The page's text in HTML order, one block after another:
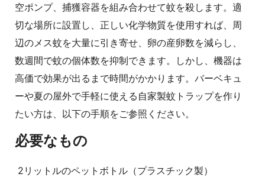
空ポンプ、捕獲容器を組み合わせて蚊を殺します。適
切な場所に設置し、正しい化学物質を使用すれば、周
辺のメス蚊を大量に引き寄せ、卵の産卵数を減らし、
数週間で蚊の個体数を抑制できます。しかし、機器は
高価で効果が出るまで時間がかかります。バーベキュ
ーや夏の屋外で手軽に使える自家製蚊トラップを作り
たい方は、以下の手順をご参照ください。
必要なもの
2リットルのペットボトル（プラスチック製）